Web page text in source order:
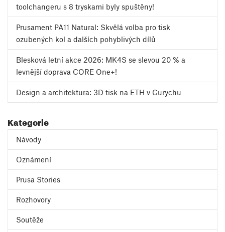
toolchangeru s 8 tryskami byly spuštěny!
Prusament PA11 Natural: Skvělá volba pro tisk
ozubených kol a dalších pohyblivých dílů
Blesková letní akce 2026: MK4S se slevou 20 % a
levnější doprava CORE One+!
Design a architektura: 3D tisk na ETH v Curychu
Kategorie
Návody
Oznámení
Prusa Stories
Rozhovory
Soutěže